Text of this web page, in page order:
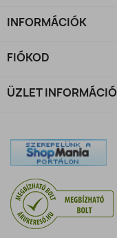
INFORMÁCIÓK
FIÓKOD
ÜZLET INFORMÁCIÓ